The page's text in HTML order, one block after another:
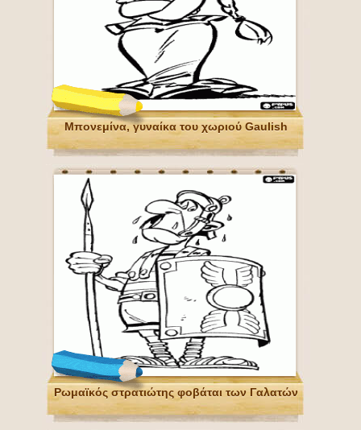
Μπονεμίνα, γυναίκα του χωριού Gaulish
Ρωμαϊκός στρατιώτης φοβάται των Γαλατών